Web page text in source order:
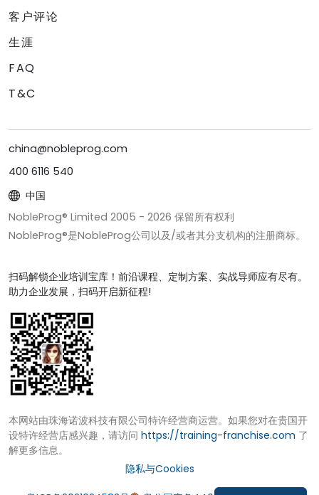
客户评论
生涯
FAQ
T&C
china@nobleprog.com
400 6116 540
中国
NobleProg® Limited 2005 - 2026 保留所有权利
NobleProg®是NobleProg公司以及/或者其分支机构的注册商标。
扫码解锁企业培训宝库！前沿课程、定制方案、实战导师应有尽有。
助力企业发展，扫码开启新征程!
本网站由珠海诺波科技有限公司特许经营商运营。如果您对在贵国开
设特许经营店感兴趣，请访问 https://training-franchise.com 了
解更多信息。
隐私与Cookies